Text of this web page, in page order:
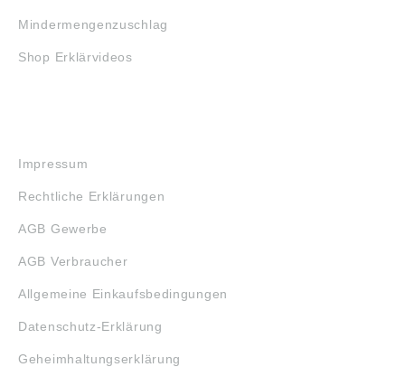
Mindermengenzuschlag
Shop Erklärvideos
Impressum
Rechtliche Erklärungen
AGB Gewerbe
AGB Verbraucher
Allgemeine Einkaufsbedingungen
Datenschutz-Erklärung
Geheimhaltungserklärung